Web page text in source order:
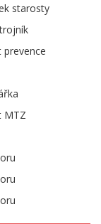
starosty
prevence
MTZ